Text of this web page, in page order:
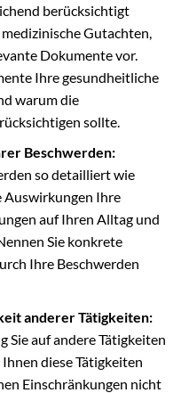
berücksichtigt
Gutachten,
Dokumente vor.
Ihre gesundheitliche
warum die
sollte.
Beschwerden:
so detailliert wie
Auswirkungen Ihre
auf Ihren Alltag und
Sie konkrete
Ihre Beschwerden
anderer Tätigkeiten:
Sie auf andere Tätigkeiten
diese Tätigkeiten
Einschränkungen nicht